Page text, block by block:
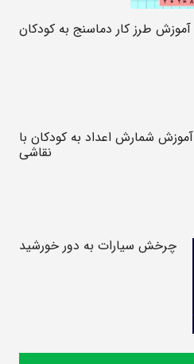
آموزش طرز کار دماسنج به کودکان
آموزش شمارش اعداد به کودکان با
نقاشی
چرخش سیارات به دور خورشید